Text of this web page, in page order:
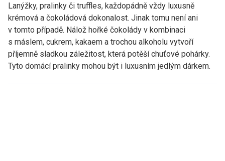
Lanýžky, pralinky či truffles, každopádně vždy luxusně
krémová a čokoládová dokonalost. Jinak tomu není ani
v tomto případě. Nálož hořké čokolády v kombinaci
s máslem, cukrem, kakaem a trochou alkoholu vytvoří
příjemně sladkou záležitost, která potěší chuťové pohárky.
Tyto domácí pralinky mohou být i luxusním jedlým dárkem.